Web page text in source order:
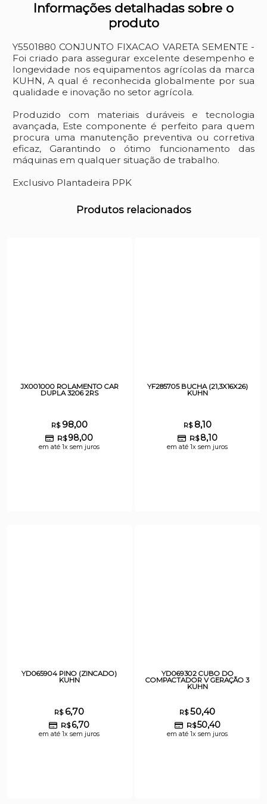
Informações detalhadas sobre o
produto
Y5501880 CONJUNTO FIXACAO VARETA SEMENTE -
Foi criado para assegurar excelente desempenho e
longevidade nos equipamentos agrícolas da marca
KUHN, A qual é reconhecida globalmente por sua
qualidade e inovação no setor agrícola.
Produzido com materiais duráveis e tecnologia
avançada, Este componente é perfeito para quem
procura uma manutenção preventiva ou corretiva
eficaz, Garantindo o ótimo funcionamento das
máquinas em qualquer situação de trabalho.
Exclusivo Plantadeira PPK
Produtos relacionados
JX001000 ROLAMENTO CAR
DUPLA 3206 2RS
R$98,00
R$98,00
em até 1x sem juros
YF285705 BUCHA (21,3X16X26)
KUHN
R$8,10
R$ 8,10
em até 1x sem juros
YD065904 PINO (ZINCADO)
KUHN
R$6,70
R$6,70
em até 1x sem juros
YD069302 CUBO DO
COMPACTADOR V GERAÇÃO 3
KUHN
R$50,40
R$50,40
em até 1x sem juros